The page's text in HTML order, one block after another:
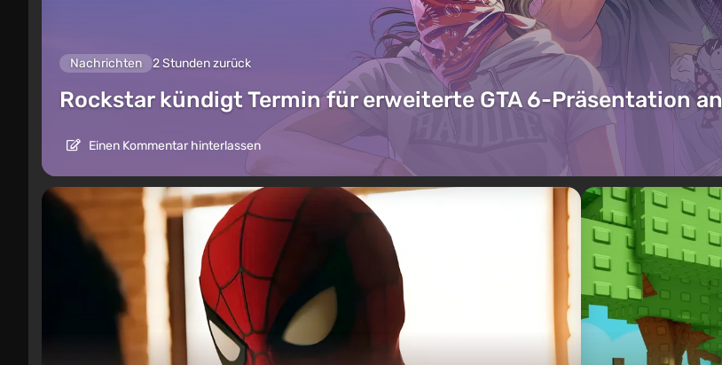
Nachrichten 2 Stunden zurück
Rockstar kündigt Termin für erweiterte GTA 6-Präsentation an
Einen Kommentar hinterlassen